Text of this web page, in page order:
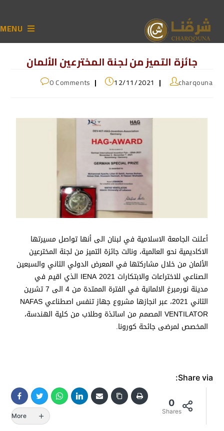
MENU
جائزة التميز من لجنة المخترعين الألمان
charqouna
12/11/2021
0 Comments
أعلنت الجامعة الاسلامية في لبنان الى أنها تواصل مسيرتها
الاكاديمية نحو العالمية، ونالت جائزة التميز من لجنة المخترعين
الألمان من خلال مشاركتها في المعرض الدولي الثاني والسبعين
الصناعي للاختراعات والابتكارات IENA 2021 الذي اقيم في
مدينة نورمبرغ الالمانية في الفترة الممتدة من 4 الى 7 تشرين
الثاني 2021، عبر انجازها مشروع جهاز تنفس اصطناعي NAFAS
VENTILATOR المصمم من اساتذة وطلاب من كلية الهندسة،
المخصص لمرضى جائحة كورونا.
Share via:
0
Shares
More